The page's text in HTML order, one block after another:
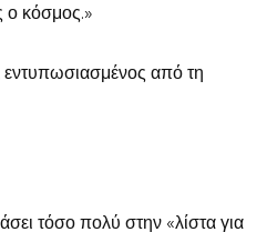
ο κόσμος.»
εντυπωσιασμένος από τη
τόσο πολύ στην «λίστα για